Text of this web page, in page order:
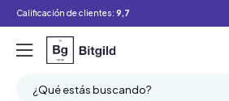
Calificación de clientes: 9,7
¿Qué estás buscando?